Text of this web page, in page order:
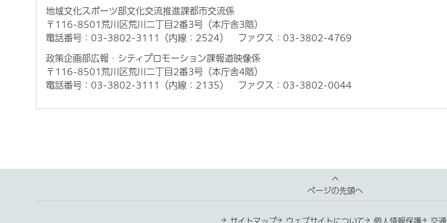
地域文化スポーツ部文化交流推進課都市交流係
〒116-8501荒川区荒川二丁目2番3号（本庁舎3階）
電話番号：03-3802-3111（内線：2524）
ファクス：03-3802-4769
政策企画部広報・シティプロモーション課報道映像係
〒116-8501荒川区荒川二丁目2番3号（本庁舎4階）
電話番号：03-3802-3111（内線：2135）
ファクス：03-3802-0044
ページの先頭へ
サイトマップ ウェブサイトについて 個人情報保護 交